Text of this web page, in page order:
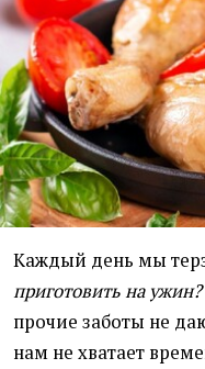
Каждый день мы
приготовить на
прочие заботы не
нам не хватает